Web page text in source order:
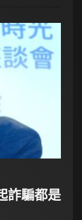
詐騙都是